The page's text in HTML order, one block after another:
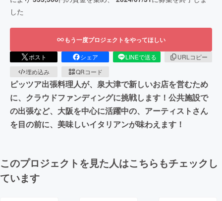
した
もう一度プロジェクトをやってほしい
ポスト シェア LINEで送る
URLコピー
埋め込み
QRコード
ピッツア出張料理人が、泉大津で新しいお店を営むため
に、クラウドファンディングに挑戦します！公共施設で
の出張など、大阪を中心に活躍中の、アーティストさん
を目の前に、美味しいイタリアンが味わえます！
このプロジェクトを見た人はこちらもチェックし
ています